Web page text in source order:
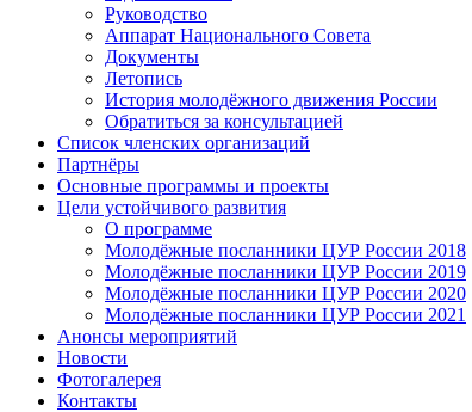
Руководство
Аппарат Национального Совета
Документы
Летопись
История молодёжного движения России
Обратиться за консультацией
Список членских организаций
Партнёры
Основные программы и проекты
Цели устойчивого развития
О программе
Молодёжные посланники ЦУР России 2018
Молодёжные посланники ЦУР России 2019
Молодёжные посланники ЦУР России 2020
Молодёжные посланники ЦУР России 2021
Анонсы мероприятий
Новости
Фотогалерея
Контакты